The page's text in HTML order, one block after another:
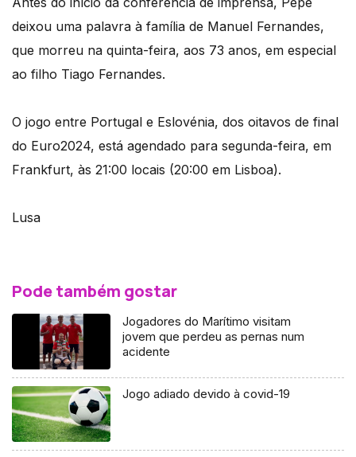
deixou uma palavra à família de Manuel Fernandes,
que morreu na quinta-feira, aos 73 anos, em especial
ao filho Tiago Fernandes.
O jogo entre Portugal e Eslovénia, dos oitavos de final
do Euro2024, está agendado para segunda-feira, em
Frankfurt, às 21:00 locais (20:00 em Lisboa).
Lusa
Pode também gostar
Jogadores do Marítimo visitam
jovem que perdeu as pernas num
acidente
Jogo adiado devido à covid-19